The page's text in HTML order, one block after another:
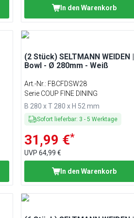
In den Warenkorb
(2 Stück) SELTMANN WEIDEN |
Bowl - Ø 280mm - Weiß
Art.-Nr.: FBCFDSW28
Serie COUP FINE DINING
B 280 x T 280 x H 52 mm
Sofort lieferbar: 3 -5 Werktage
31,99 €*
UVP64,99 €
In den Warenkorb